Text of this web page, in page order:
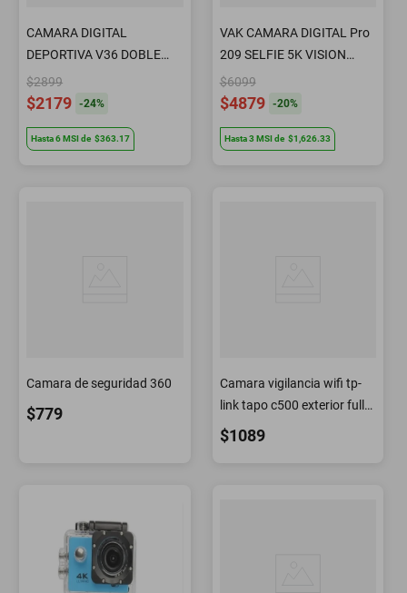
CAMARA DIGITAL
DEPORTIVA V36 DOBLE
PANTALLA 5K WIFI c AGUA
$2899
$2179 -24%
Hasta6MSIde $363.17
VAK CAMARA DIGITAL Pro
209 SELFIE 5K VISION
NOCTURNA ZOOM
$6099
$4879 -20%
Hasta3 MSIde $1,626.33
Camara de seguridad 360
$779
Camara vigilancia wifi tp-
link tapo c500 exterior full
hd giro 360 hasta 29 metr
$1089